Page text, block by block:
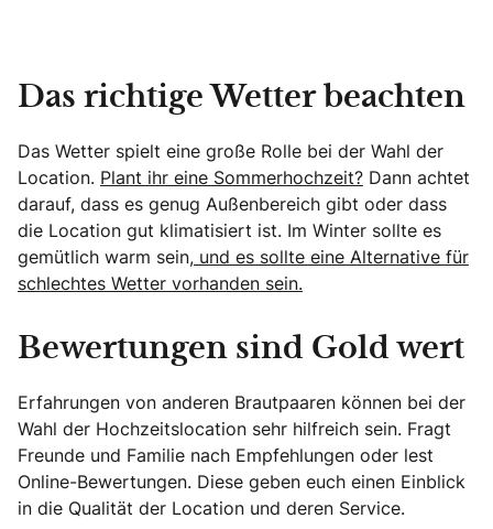
Das richtige Wetter beachten
Das Wetter spielt eine große Rolle bei der Wahl der
Location. Plant ihr eine Sommerhochzeit? Dann achtet
darauf, dass es genug Außenbereich gibt oder dass
die Location gut klimatisiert ist. Im Winter sollte es
gemütlich warm sein, und es sollte eine Alternative für
schlechtes Wetter vorhanden sein.
Bewertungen sind Gold wert
Erfahrungen von anderen Brautpaaren können bei der
Wahl der Hochzeitslocation sehr hilfreich sein. Fragt
Freunde und Familie nach Empfehlungen oder lest
Online-Bewertungen. Diese geben euch einen Einblick
in die Qualität der Location und deren Service.